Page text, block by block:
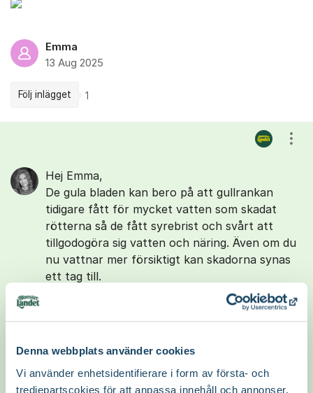
Denna webbplats använder cookies
Vi använder enhetsidentifierare i form av första- och
tredjepartscokies för att anpassa innehåll och annonser,
Emma
13 Aug 2025
Följ inlägget 1
Hej Emma,
De gula bladen kan bero på att gullrankan
tidigare fått för mycket vatten som skadat
rötterna så de fått syrebrist och svårt att
tillgodogöra sig vatten och näring. Även om du
nu vattnar mer försiktigt kan skadorna synas
ett tag till.
Även ljusbrist kan ge symptom med gula blad
till exempel kvävebrist, kan ge samma symtom.
Låt jorden torka ut ordentligt innan du vattnar